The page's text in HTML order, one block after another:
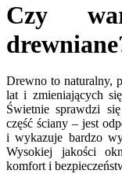
Czy
Drewno to naturalny,
lat i zmieniających
Świetnie sprawdzi
część ściany – jest
i wykazuje bardzo
Wysokiej jakości
komfort i